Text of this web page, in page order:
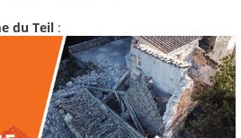
du Teil :